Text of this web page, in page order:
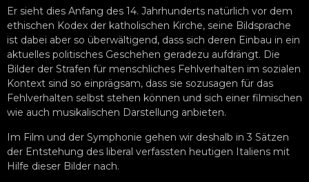
Er sieht dies Anfang des 14. Jahrhunderts natürlich vor dem
ethischen Kodex der katholischen Kirche, seine Bildsprache
ist dabei aber so überwältigend, dass sich deren Einbau in ein
aktuelles politisches Geschehen geradezu aufdrängt. Die
Bilder der Strafen für menschliches Fehlverhalten im sozialen
Kontext sind so einprägsam, dass sie sozusagen für das
Fehlverhalten selbst stehen können und sich einer filmischen
wie auch musikalischen Darstellung anbieten.
Im Film und der Symphonie gehen wir deshalb in 3 Sätzen
der Entstehung des liberal verfassten heutigen Italiens mit
Hilfe dieser Bilder nach.